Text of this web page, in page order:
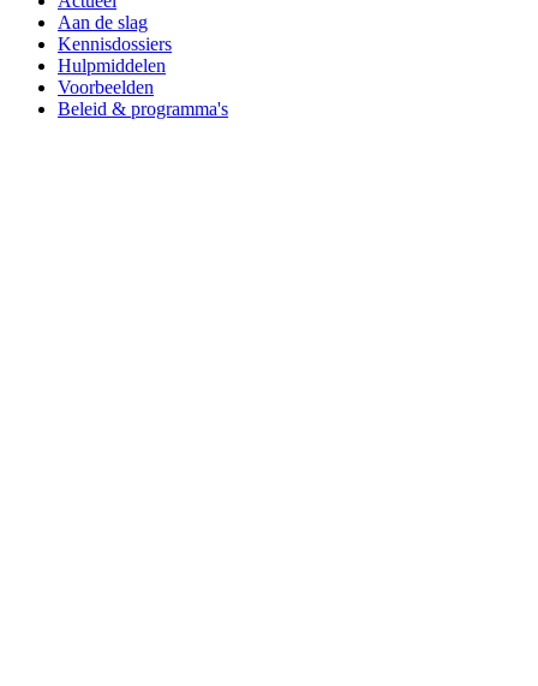
Aan de slag
Kennisdossiers
Hulpmiddelen
Voorbeelden
Beleid & programma's